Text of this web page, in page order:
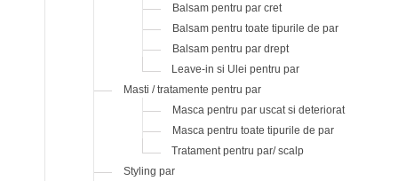
Balsam pentru par cret
Balsam pentru toate tipurile de par
Balsam pentru par drept
Leave-in si Ulei pentru par
Masti / tratamente pentru par
Masca pentru par uscat si deteriorat
Masca pentru toate tipurile de par
Tratament pentru par/ scalp
Styling par